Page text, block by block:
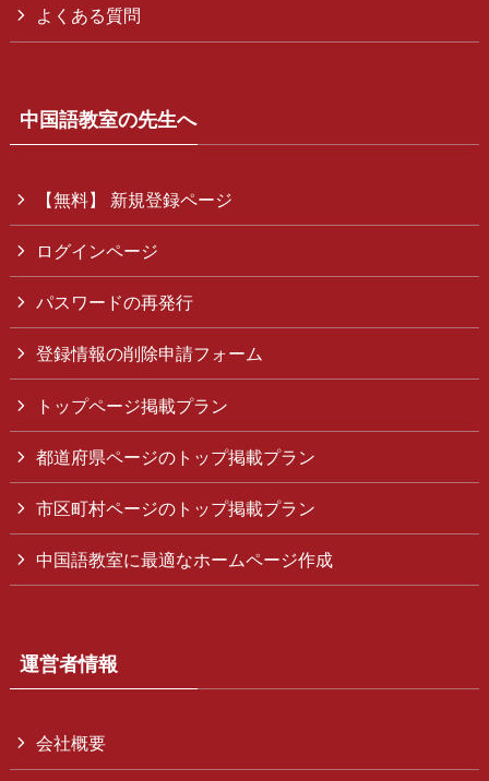
よくある質問
中国語教室の先生へ
【無料】 新規登録ページ
ログインページ
パスワードの再発行
登録情報の削除申請フォーム
トップページ掲載プラン
都道府県ページのトップ掲載プラン
市区町村ページのトップ掲載プラン
中国語教室に最適なホームページ作成
運営者情報
会社概要